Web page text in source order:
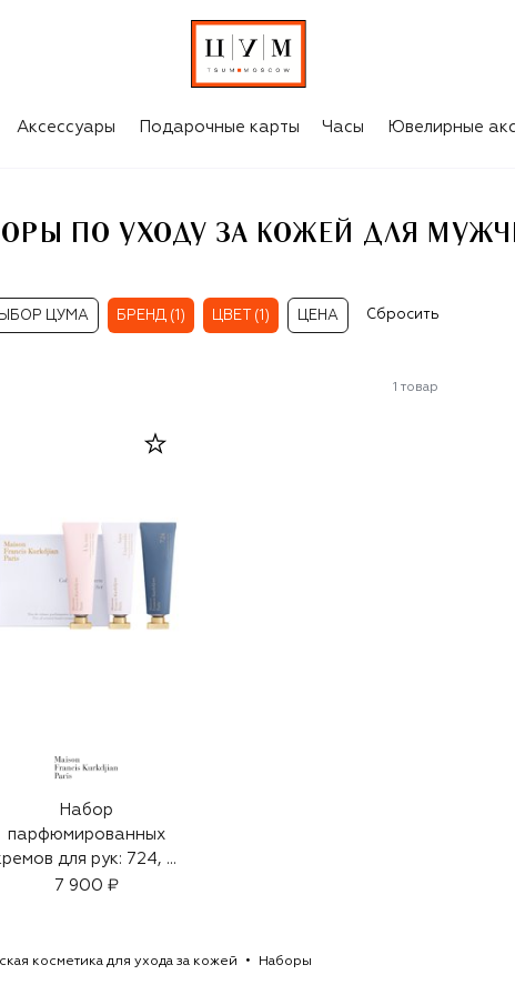
Аксессуары Подарочные карты Часы Ювелирные
ПО УХОДУ ЗА КОЖЕЙ ДЛЯ
ЦУМА БРЕНД (1) ЦВЕТ (1) ЦЕНА Сбросить
1 товар
Набор
парфюмированных
для рук: 724, A
la rose, Aqua
7 900 ₽
косметика для ухода за кожей Наборы